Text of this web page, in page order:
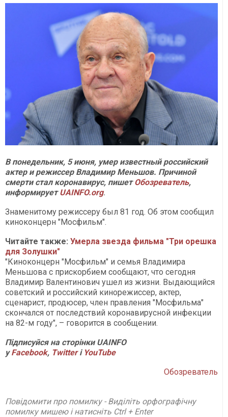
В понедельник, 5 июня, умер известный российский
актер и режиссер Владимир Меньшов. Причиной
смерти стал коронавирус, пишетОбозреватель,
информируетUAINFO.org.
Знаменитому режиссеру был 81 год. Об этом сообщил
киноконцерн "Мосфильм".
Читайте также: Умерла звезда фильма "Три орешка
для Золушки"
"Киноконцерн "Мосфильм" и семья Владимира
Меньшова с прискорбием сообщают, что сегодня
Владимир Валентинович ушел из жизни. Выдающийся
советский и российский кинорежиссер, актер,
сценарист, продюсер, член правления "Мосфильма"
скончался от последствий коронавирусной инфекции
на 82-м году", – говорится в сообщении.
Підписуйся на сторінки UAINFO
уFacebook, Twitterі YouTube
Обозреватель
Повідомити про помилку - Виділіть орфографічну
помилку мишею і натисніть Ctrl + Enter